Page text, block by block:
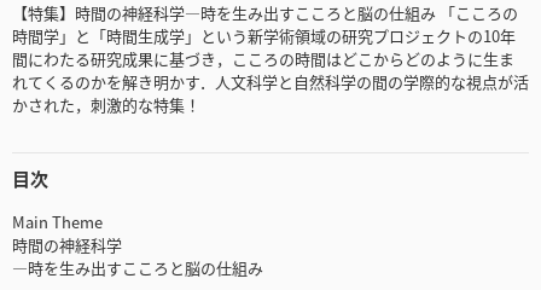
【特集】時間の神経科学―時を生み出すこころと脳の仕組み 「こころの
時間学」と「時間生成学」という新学術領域の研究プロジェクトの10年
間にわたる研究成果に基づき，こころの時間はどこからどのように生ま
れてくるのかを解き明かす．人文科学と自然科学の間の学際的な視点が活
かされた，刺激的な特集！
目次
Main Theme
時間の神経科学
―時を生み出すこころと脳の仕組み